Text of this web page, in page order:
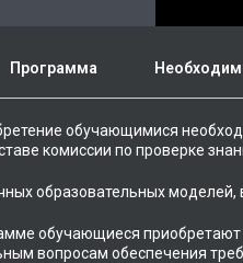
Программа
обучающимися
комиссии по проверке
образовательных
обучающиеся
вопросам обеспечения